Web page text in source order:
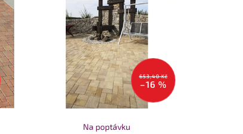
653,40 Kč
–16 %
Na poptávku